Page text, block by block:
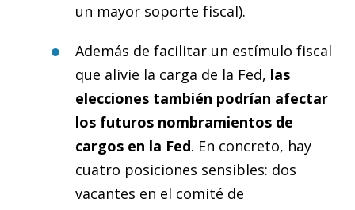
un mayor soporte fiscal).
Además de facilitar un estímulo fiscal
que alivie la carga de la Fed, las
elecciones también podrían afectar
los futuros nombramientos de
cargos en la Fed. En concreto, hay
cuatro posiciones sensibles: dos
vacantes en el comité de